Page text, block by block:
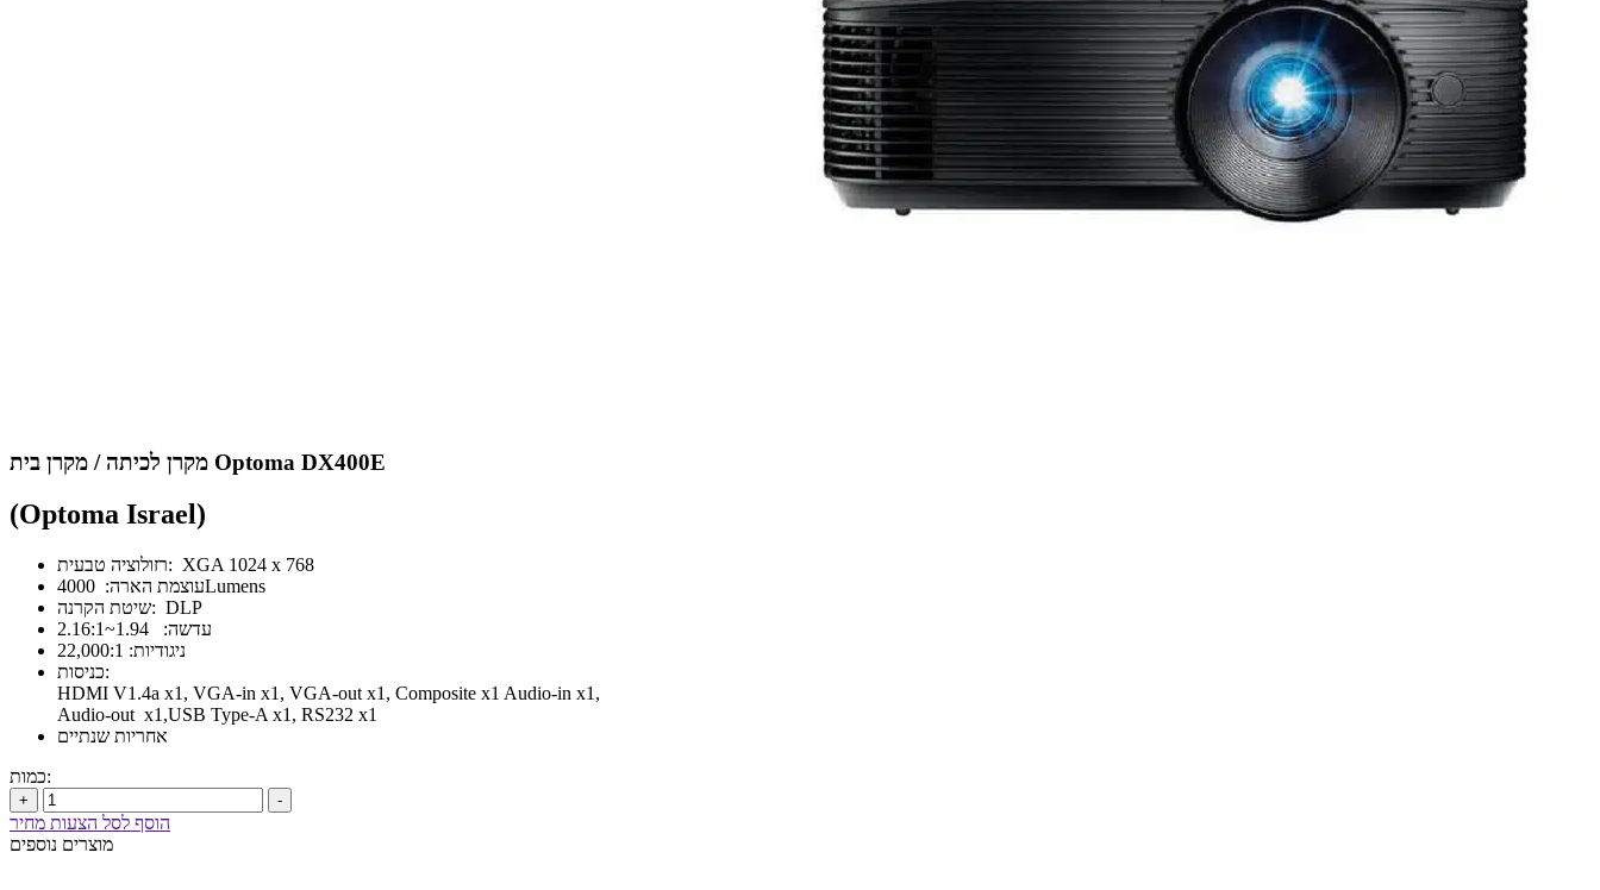
מקרן לכיתה / מקרן בית Optoma DX400E
(Optoma Israel)
רזולוציה טבעית: XGA 1024 x 768
עוצמת הארה: 4000Lumens
שיטת הקרנה: DLP
עדשה: 1.94~2.16:1
ניגודיות: 22,000:1
כניסות:
HDMI V1.4a x1, VGA-in x1, VGA-out x1, Composite x1 Audio-in x1,
Audio-out x1,USB Type-A x1, RS232 x1
אחריות שנתיים
כמות:
+ -
הוסף לסל הצעות מחיר
מוצרים נוספים